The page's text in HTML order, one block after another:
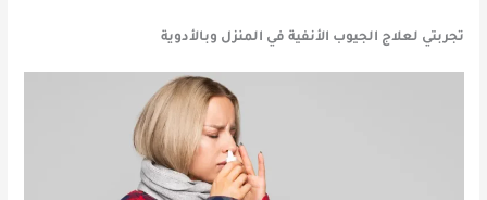
تجربتي لعلاج الجيوب الأنفية في المنزل وبالأدوية